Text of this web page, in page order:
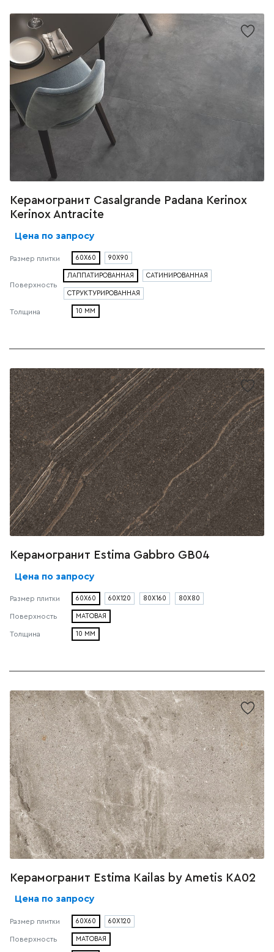
Керамогранит Casalgrande Padana Kerinox
Kerinox Antracite
Цена по запросу
Размер плитки 60X60 90X90
Поверхность
ЛАППАТИРОВАННАЯ САТИНИРОВАННАЯ
СТРУКТУРИРОВАННАЯ
Толщина 10 ММ
Керамогранит Estima Gabbro GB04
Цена по запросу
Размер плитки 60X60 60X120 80X160 80X80
Поверхность МАТОВАЯ
Толщина 10 ММ
Керамогранит Estima Kailas by Ametis КА02
Цена по запросу
Размер плитки 60X60 60X120
Поверхность МАТОВАЯ